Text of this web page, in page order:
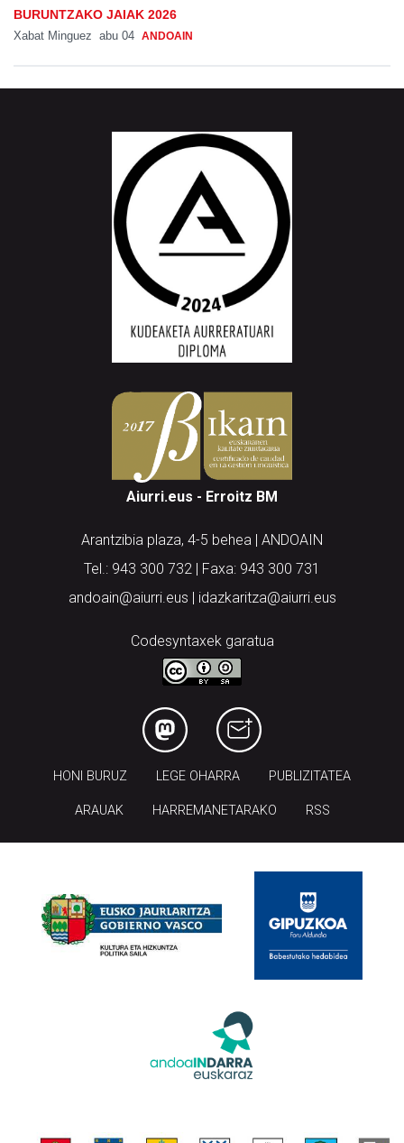
BURUNTZAKO JAIAK 2026
Xabat Minguez abu 04 ANDOAIN
Aiurri.eus - Erroitz BM
Arantzibia plaza, 4-5 behea | ANDOAIN
Tel.: 943 300 732 | Faxa: 943 300 731
andoain@aiurri.eus | idazkaritza@aiurri.eus
Codesyntaxek garatua
HONI BURUZ LEGE OHARRA PUBLIZITATEA
ARAUAK HARREMANETARAKO RSS